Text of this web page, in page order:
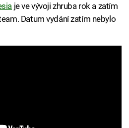
je ve vývoji zhruba rok a zatím
Datum vydání zatím nebylo